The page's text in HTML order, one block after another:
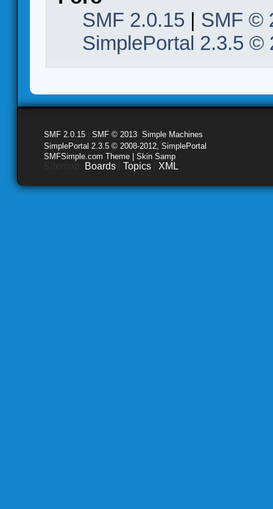
SMF 2.0.15 | SMF ©
SimplePortal 2.3.5 ©
SMF 2.0.15 SMF © 2013 Simple Machines
SimplePortal 2.3.5 © 2008-2012, SimplePortal
SMFSimple.com Theme | Skin Samp
Boards Topics XML